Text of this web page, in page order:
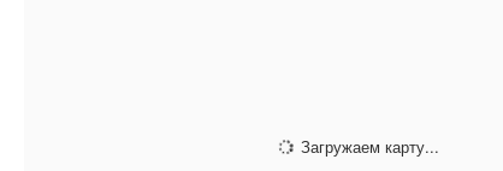
Загружаем карту...